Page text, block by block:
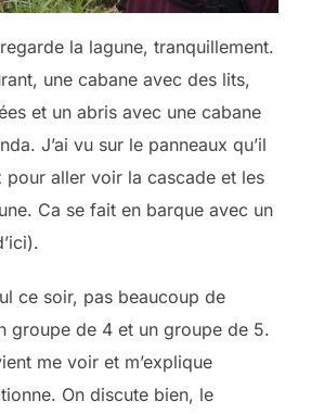
la lagune, tranquillement.
une cabane avec des lits,
et un abris avec une cabane
J’ai vu sur le panneaux qu’il
pour aller voir la cascade et les
Ca se fait en barque avec un
ce soir, pas beaucoup de
groupe de 4 et un groupe de 5.
me voir et m’explique
On discute bien, le